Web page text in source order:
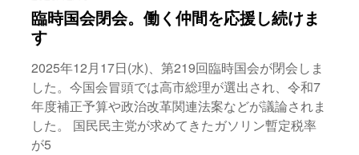
臨時国会閉会。働く仲間を応援し続けま
す
2025年12月17日(水)、第219回臨時国会が閉会しま
した。今国会冒頭では高市総理が選出され、令和7
年度補正予算や政治改革関連法案などが議論されま
した。 国民民主党が求めてきたガソリン暫定税率
が5